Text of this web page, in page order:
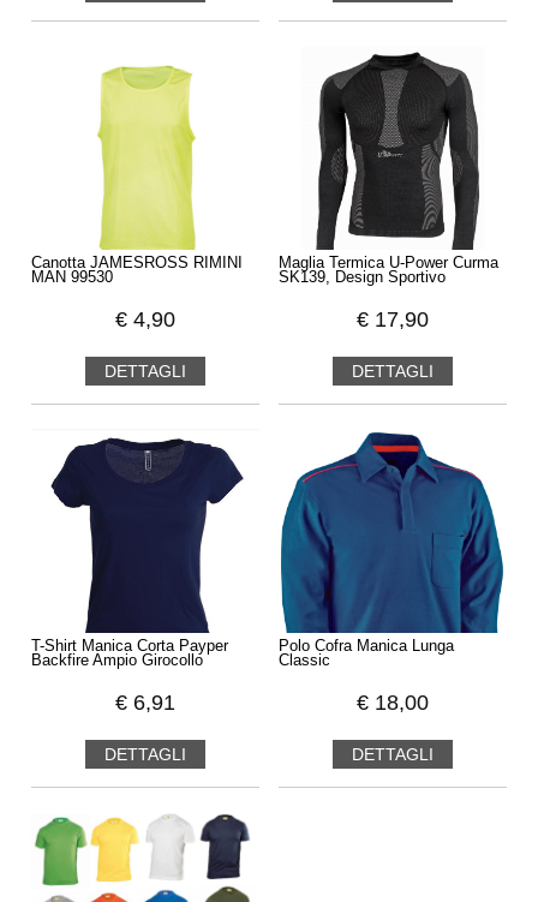
Canotta JAMESROSS RIMINI
MAN 99530
€ 4,90
DETTAGLI
Maglia Termica U-Power Curma
SK139, Design Sportivo
€ 17,90
DETTAGLI
T-Shirt Manica Corta Payper
Backfire Ampio Girocollo
€ 6,91
DETTAGLI
Polo Cofra Manica Lunga
Classic
€ 18,00
DETTAGLI